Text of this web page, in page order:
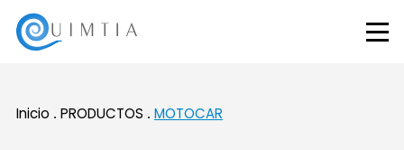
Inicio PRODUCTOS MOTOCAR